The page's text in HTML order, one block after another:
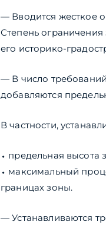
— Вводится жесткое
Степень
его историко-
— В число
добавляются
В частности,
⬩ предельная высота
⬩ максимальный
границах зоны.
— Устанавливаются